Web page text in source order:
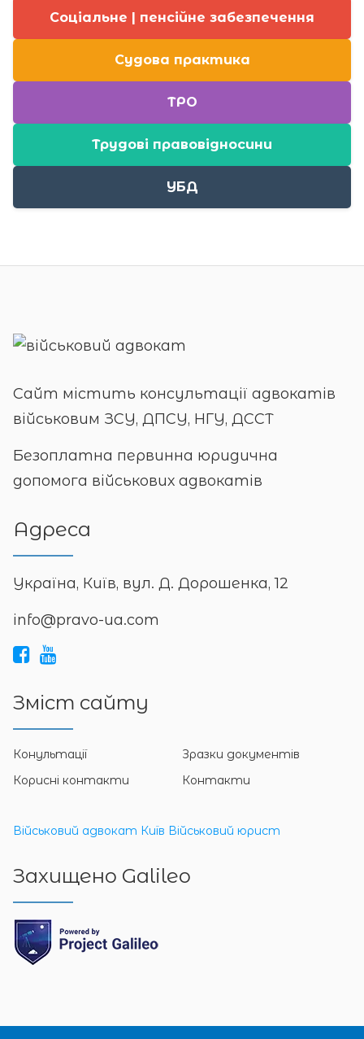
Соціальне | пенсійне забезпечення
Судова практика
ТРО
Трудові правовідносини
УБД
Сайт містить консультації адвокатів
військовим ЗСУ, ДПСУ, НГУ, ДССТ
Безоплатна первинна юридична
допомога військових адвокатів
Адреса
Україна, Київ, вул. Д. Дорошенка, 12
info@pravo-ua.com
Зміст сайту
Конультації
Зразки документів
Корисні контакти
Контакти
Військовий адвокат Київ Військовий юрист
Захищено Galileo